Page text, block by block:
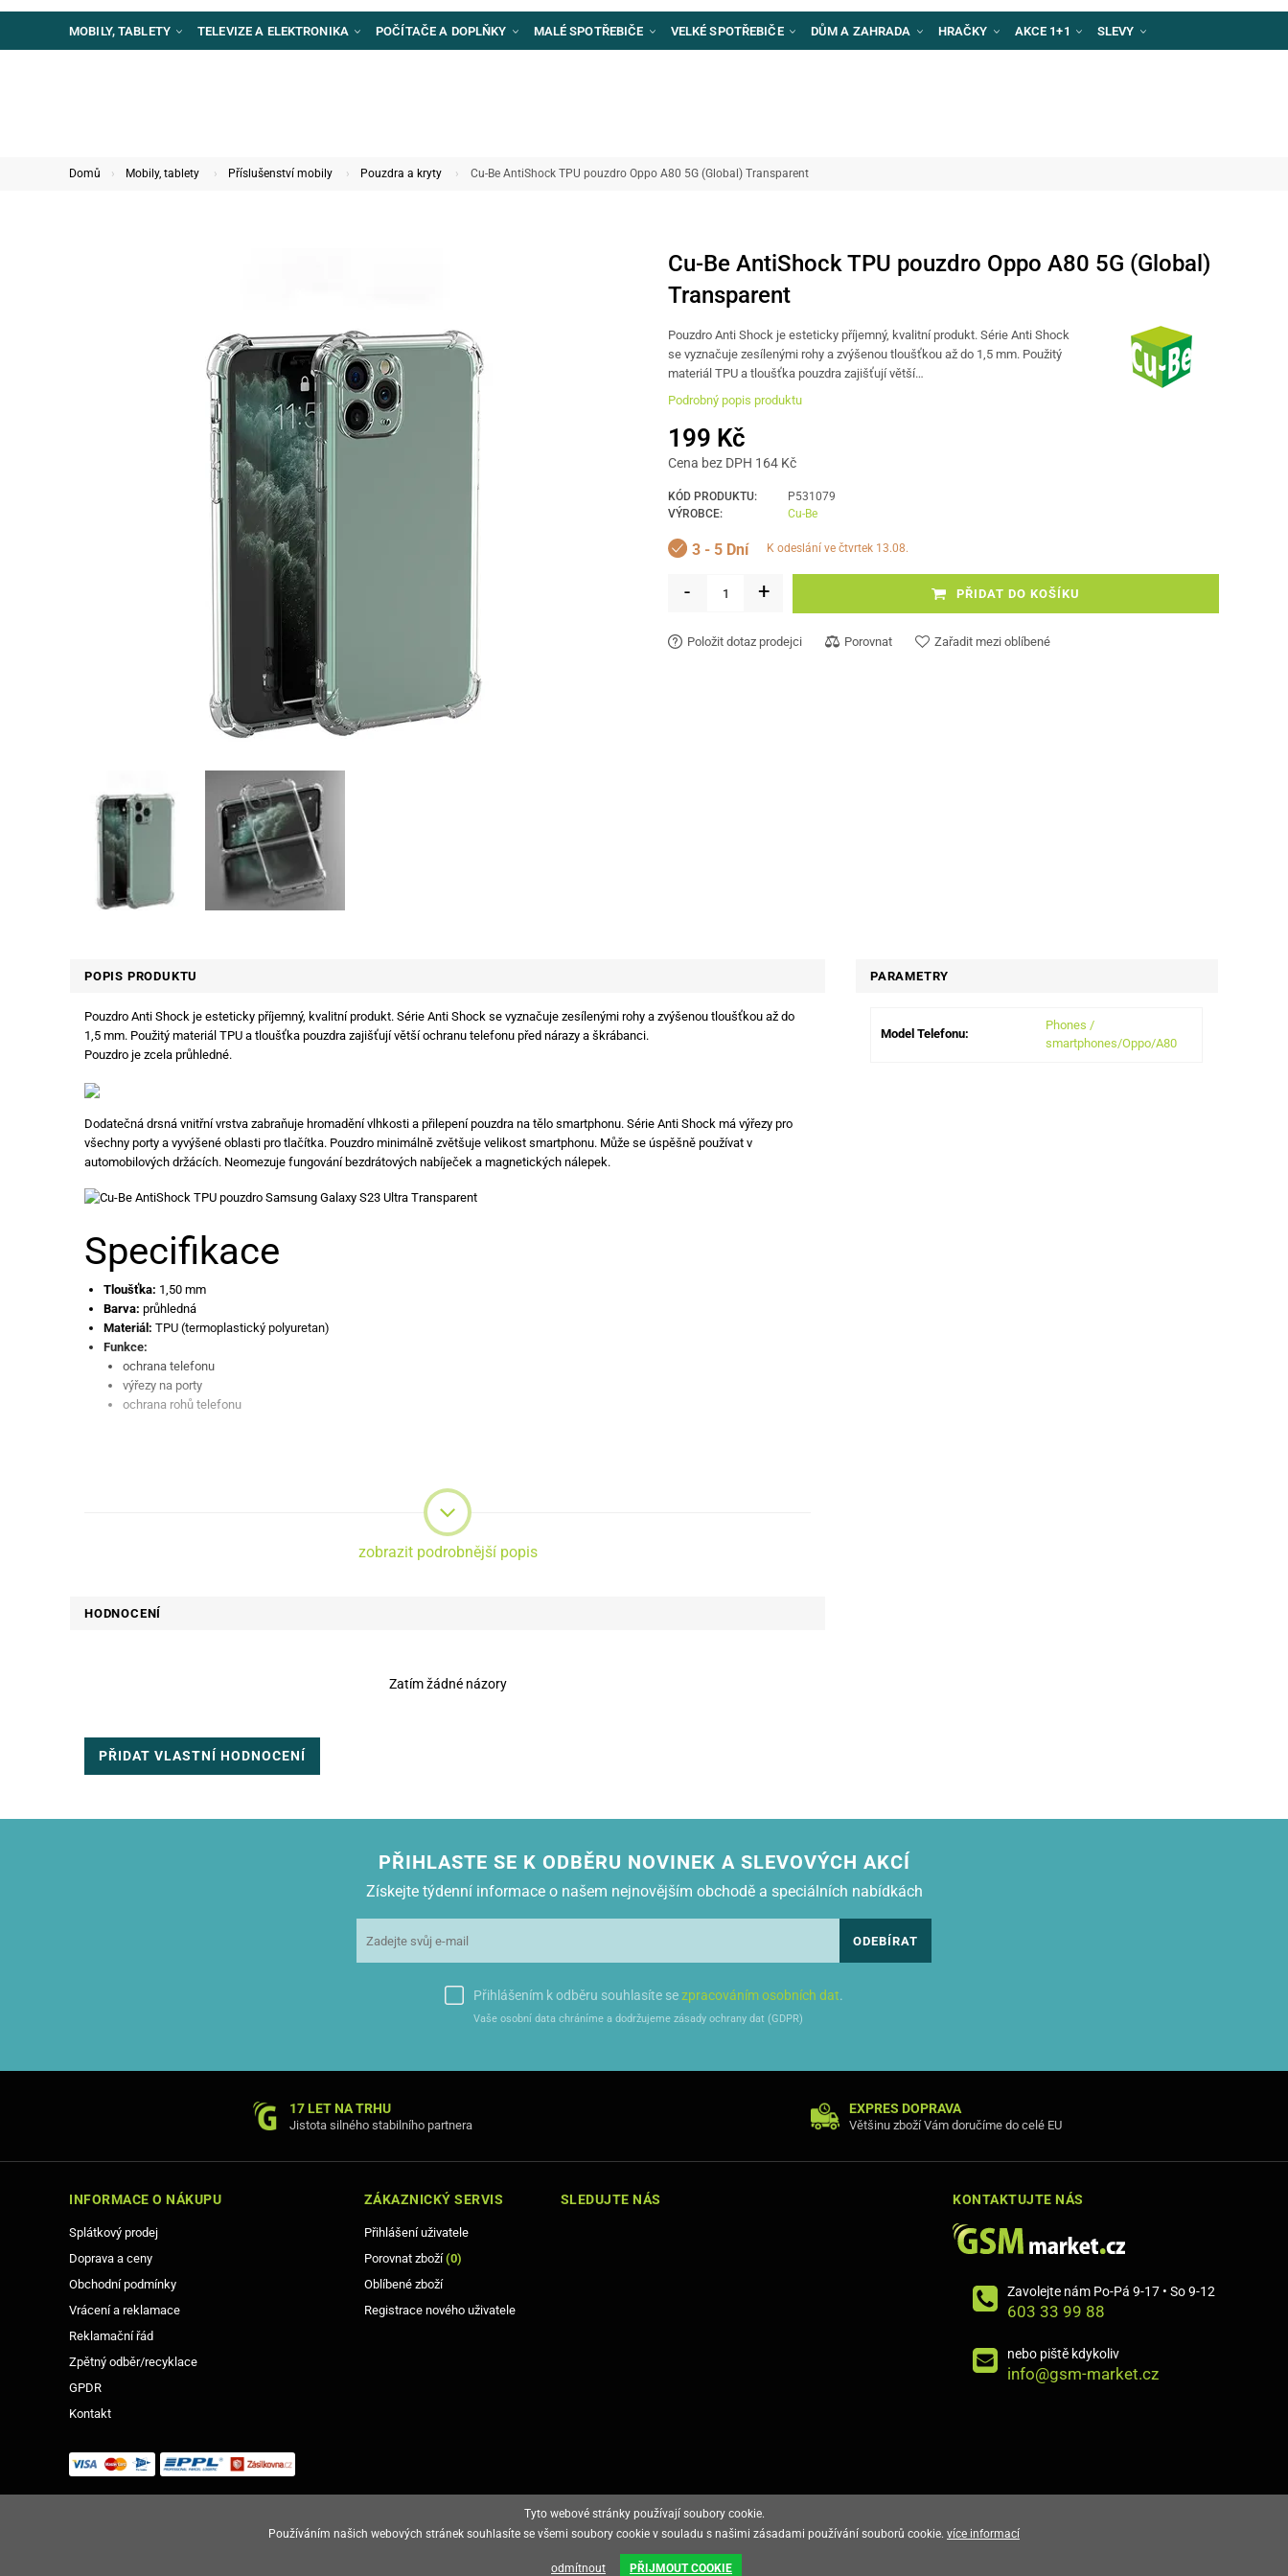
MOBILY, TABLETY TELEVIZE A ELEKTRONIKA POČÍTAČE A DOPLŇKY MALÉ SPOTŘEBIČE VELKÉ SPOTŘEBIČE DŮM A ZAHRADA HRAČKY AKCE 1+1 SLEVY
Domů Mobily, tablety Příslušenství mobily Pouzdra a kryty Cu-Be AntiShock TPU pouzdro Oppo A80 5G (Global) Transparent
Cu-Be AntiShock TPU pouzdro Oppo A80 5G (Global)
Transparent
Pouzdro Anti Shock je esteticky příjemný, kvalitní produkt. Série Anti Shock
se vyznačuje zesílenými rohy a zvýšenou tloušťkou až do 1,5 mm. Použitý
materiál TPU a tloušťka pouzdra zajišťují větší…
Podrobný popis produktu
199 Kč
Cena bez DPH 164 Kč
KÓD PRODUKTU:
P531079
VÝROBCE:
Cu-Be
3 - 5 Dní k odeslání ve čtvrtek 13.08.
- + PŘIDAT DO KOŠÍKU
Položit dotaz prodejci Porovnat Zařadit mezi oblíbené
POPIS PRODUKTU
Pouzdro Anti Shock je esteticky příjemný, kvalitní produkt. Série Anti Shock se vyznačuje zesílenými rohy a zvýšenou tloušťkou až do
1,5 mm. Použitý materiál TPU a tloušťka pouzdra zajišťují větší ochranu telefonu před nárazy a škrábanci.
Pouzdro je zcela průhledné.
Dodatečná drsná vnitřní vrstva zabraňuje hromadění vlhkosti a přilepení pouzdra na tělo smartphonu. Série Anti Shock má výřezy pro
všechny porty a vyvýšené oblasti pro tlačítka. Pouzdro minimálně zvětšuje velikost smartphonu. Může se úspěšně používat v
automobilových držácích. Neomezuje fungování bezdrátových nabíječek a magnetických nálepek.
Specifikace
Tloušťka: 1,50 mm
Barva: průhledná
Materiál: TPU (termoplastický polyuretan)
Funkce:
ochrana telefonu
výřezy na porty
ochrana rohů telefonu
zobrazit podrobnější popis
PARAMETRY
Model Telefonu:
Phones /
smartphones/Oppo/A80
HODNOCENÍ
Zatím žádné názory
PŘIDAT VLASTNÍ HODNOCENÍ
PŘIHLASTE SE K ODBĚRU NOVINEK A SLEVOVÝCH AKCÍ
Získejte týdenní informace o našem nejnovějším obchodě a speciálních nabídkách
ODEBÍRAT
Přihlášením k odběru souhlasíte sezpracováním osobních dat.
Vaše osobní data chráníme a dodržujeme zásady ochrany dat (GDPR)
17 LET NA TRHU
Jistota silného stabilního partnera
EXPRES DOPRAVA
Většinu zboží Vám doručíme do celé EU
INFORMACE O NÁKUPU
Splátkový prodej
Doprava a ceny
Obchodní podmínky
Vrácení a reklamace
Reklamační řád
Zpětný odběr/recyklace
GPDR
Kontakt
ZÁKAZNICKÝ SERVIS
Přihlášení uživatele
Porovnat zboží(0)
Oblíbené zboží
Registrace nového uživatele
SLEDUJTE NÁS KONTAKTUJTE NÁS
Zavolejte nám Po-Pá 9-17 • So 9-12
603 33 99 88
nebo piště kdykoliv
info@gsm-market.cz
Tyto webové stránky používají soubory cookie.
Používáním našich webových stránek souhlasíte se všemi soubory cookie v souladu s našimi zásadami používání souborů cookie. více informací
odmítnout PŘIJMOUT COOKIE